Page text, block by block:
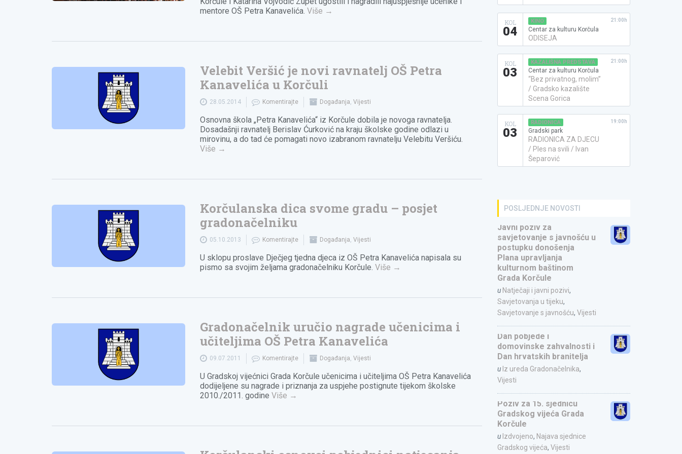
mentore OŠ Petra Kanavelića.Više →
Velebit Veršić je novi ravnatelj OŠ Petra
Kanavelića u Korčuli
28.05.2014 Komentirajte Događanja ,Vijesti
Osnovna škola „Petra Kanavelića“ iz Korčule dobila je novoga ravnatelja.
Dosadašnji ravnatelj Berislav Ćurković na kraju školske godine odlazi u
mirovinu, a do tad će pomagati novo izabranom ravnatelju Velebitu Veršiću.
Više →
Korčulanska dica svome gradu – posjet
gradonačelniku
05.10.2013 Komentirajte Događanja ,Vijesti
U sklopu proslave Dječjeg tjedna djeca iz OŠ Petra Kanavelića napisala su
pismo sa svojim željama gradonačelniku Korčule.Više →
Gradonačelnik uručio nagrade učenicima i
učiteljima OŠ Petra Kanavelića
09.07.2011 Komentirajte Događanja ,Vijesti
U Gradskoj vijećnici Grada Korčule učenicima i učiteljima OŠ Petra Kanavelića
dodijeljene su nagrade i priznanja za uspjehe postignute tijekom školske
2010./2011. godineViše →
KOL
04
KINO
Centar za kulturu Korčula
ODISEJA
21:00h
KOL
03
KAZALIŠNA PREDSTAVA
Centar za kulturu Korčula
“Bez privatnog, molim”
/ Gradsko kazalište
Scena Gorica
21:00h
KOL
03
RADIONICA
Gradski park
RADIONICA ZA DJECU
/ Ples na svili / Ivan
Šeparović
19:00h
POSLJEDNJE NOVOSTI
Javni poziv za
savjetovanje s javnošću u
postupku donošenja
Plana upravljanja
kulturnom baštinom
Grada Korčule
u Natječaji i javni pozivi,
Savjetovanja u tijeku,
Savjetovanje s javnošću, Vijesti
Dan pobjede i
domovinske zahvalnosti i
Dan hrvatskih branitelja
u Iz ureda Gradonačelnika,
Vijesti
Poziv za 15. sjednicu
Gradskog vijeća Grada
Korčule
u Izdvojeno, Najava sjednice
Gradskog vijeća, Vijesti